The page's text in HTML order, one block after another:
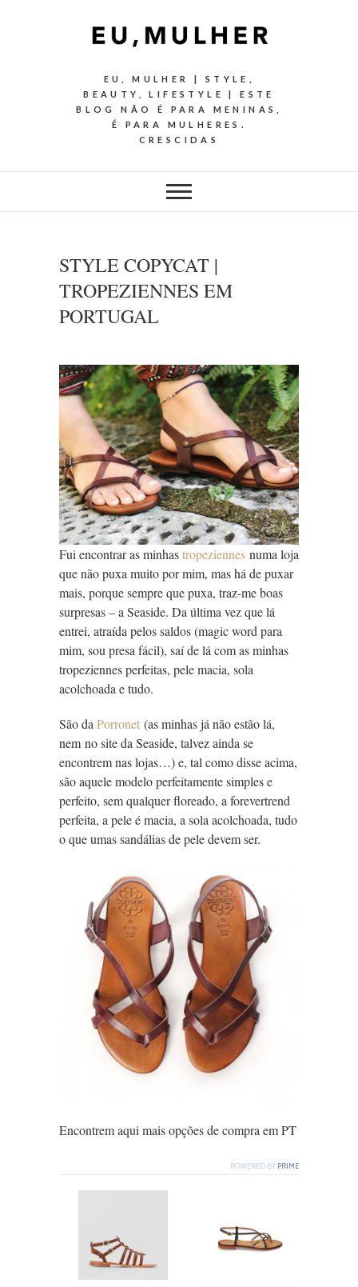
EU, MULHER | STYLE,
BEAUTY, LIFESTYLE | ESTE
BLOG NÃO É PARA MENINAS,
É PARA MULHERES.
CRESCIDAS
STYLE COPYCAT |
TROPEZIENNES EM
PORTUGAL
Fui encontrar as minhastropeziennes numa loja
que não puxa muito por mim, mas há de puxar
mais, porque sempre que puxa, traz-me boas
surpresas – a Seaside. Da última vez que lá
entrei, atraída pelos saldos (magic word para
mim, sou presa fácil), saí de lá com as minhas
tropeziennes perfeitas, pele macia, sola
acolchoada e tudo.
São daPorronet (as minhas já não estão lá,
nem no site da Seaside, talvez ainda se
encontrem nas lojas…) e, tal como disse acima,
são aquele modelo perfeitamente simples e
perfeito, sem qualquer floreado, a forevertrend
perfeita, a pele é macia, a sola acolchoada, tudo
o que umas sandálias de pele devem ser.
Encontrem aqui mais opções de compra em PT